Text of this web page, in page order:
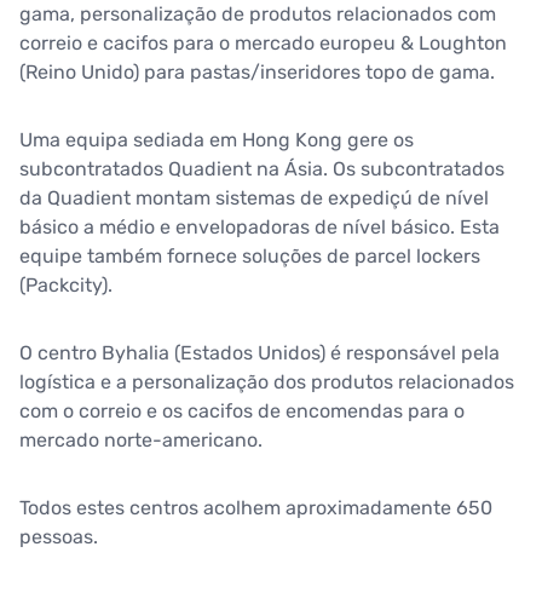
gama, personalização de produtos relacionados com
correio e cacifos para o mercado europeu & Loughton
(Reino Unido) para pastas/inseridores topo de gama.
Uma equipa sediada em Hong Kong gere os
subcontratados Quadient na Ásia. Os subcontratados
da Quadient montam sistemas de expediçú de nível
básico a médio e envelopadoras de nível básico. Esta
equipe também fornece soluções de parcel lockers
(Packcity).
O centro Byhalia (Estados Unidos) é responsável pela
logística e a personalização dos produtos relacionados
com o correio e os cacifos de encomendas para o
mercado norte-americano.
Todos estes centros acolhem aproximadamente 650
pessoas.